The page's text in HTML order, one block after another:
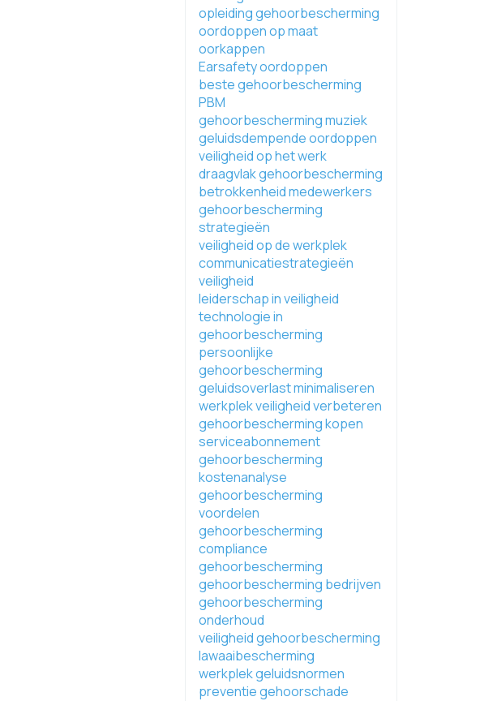
opleiding gehoorbescherming
oordoppen op maat
oorkappen
Earsafety oordoppen
beste gehoorbescherming
PBM
gehoorbescherming muziek
geluidsdempende oordoppen
veiligheid op het werk
draagvlak gehoorbescherming
betrokkenheid medewerkers
gehoorbescherming
strategieën
veiligheid op de werkplek
communicatiestrategieën
veiligheid
leiderschap in veiligheid
technologie in
gehoorbescherming
persoonlijke
gehoorbescherming
geluidsoverlast minimaliseren
werkplek veiligheid verbeteren
gehoorbescherming kopen
serviceabonnement
gehoorbescherming
kostenanalyse
gehoorbescherming
voordelen
gehoorbescherming
compliance
gehoorbescherming
gehoorbescherming bedrijven
gehoorbescherming
onderhoud
veiligheid gehoorbescherming
lawaaibescherming
werkplek geluidsnormen
preventie gehoorschade